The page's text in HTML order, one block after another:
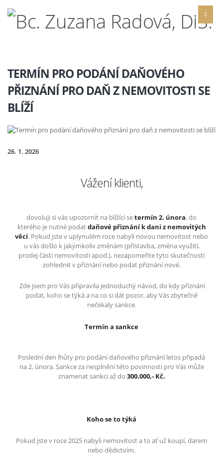
TERMÍN PRO PODÁNÍ DAŇOVÉHO
PŘIZNÁNÍ PRO DAŇ Z NEMOVITOSTI SE
BLÍŽÍ
26. 1. 2026
Vážení klienti,
dovoluji si vás upozornit na blížící setermín 2. února, do
kterého je nutné podatdaňové přiznání k dani z nemovitých
věcí. Pokud jste v uplynulém roce nabyli novou nemovitost nebo
u vás došlo k jakýmkoliv změnám (přístavba, změna využití,
prodej části nemovitosti apod.), nezapomeňte tyto skutečnosti
zohlednit v přiznání nebo podat přiznání nové.
Zde jsem pro Vás připravila jednoduchý návod, do kdy přiznání
podat, koho se týká a na co si dát pozor, aby Vás zbytečně
nečekaly sankce.
Termín a sankce
Poslední den lhůty pro podání daňového přiznání letos připadá
na 2. února. Sankce za nesplnění této povinnosti pro Vás může
znamenat sankci až do 300.000,- Kč.
Koho se to týká
Pokud jste v roce 2025 nabyli nemovitost a to ať už koupí, darem
nebo dědictvím.